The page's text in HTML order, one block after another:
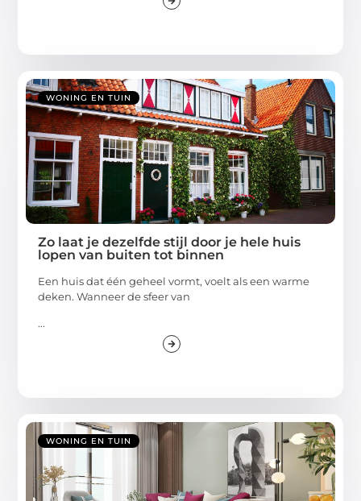
WONING EN TUIN
Zo laat je dezelfde stijl door je hele huis
lopen van buiten tot binnen
Een huis dat één geheel vormt, voelt als een warme
deken. Wanneer de sfeer van
...
WONING EN TUIN